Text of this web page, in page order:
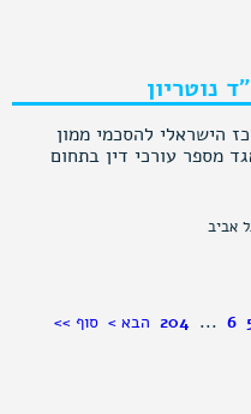
בישראל, ניהול תחומי
באחד ממשרדי עורכי
העשייה המשפטית
וכחבר בוועדת
של מספר דיסיפלינות
נוטריון
הישראלי להסכמי ממון
מספר עורכי דין בתחום
6
...
204 הבא > סוף >>